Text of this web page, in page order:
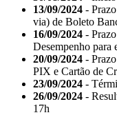
13/09/2024 -
via) de Boleto
16/09/2024 -
Desempenho para
20/09/2024 -
PIX e Cartão de
23/09/2024 -
26/09/2024 -
17h